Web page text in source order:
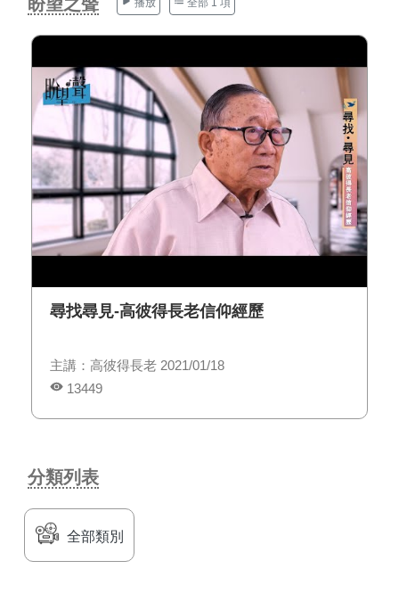
尋找尋見-高彼得長老信仰經歷
主講：高彼得長老 2021/01/18
13449
分類列表
全部類別